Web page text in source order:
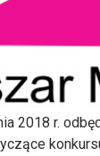
2018 r.